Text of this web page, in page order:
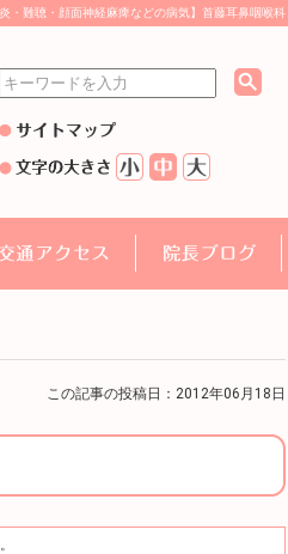
・難聴・顔面神経麻痺などの病気】首藤耳鼻咽喉科
この記事の投稿日：2012年06月18日